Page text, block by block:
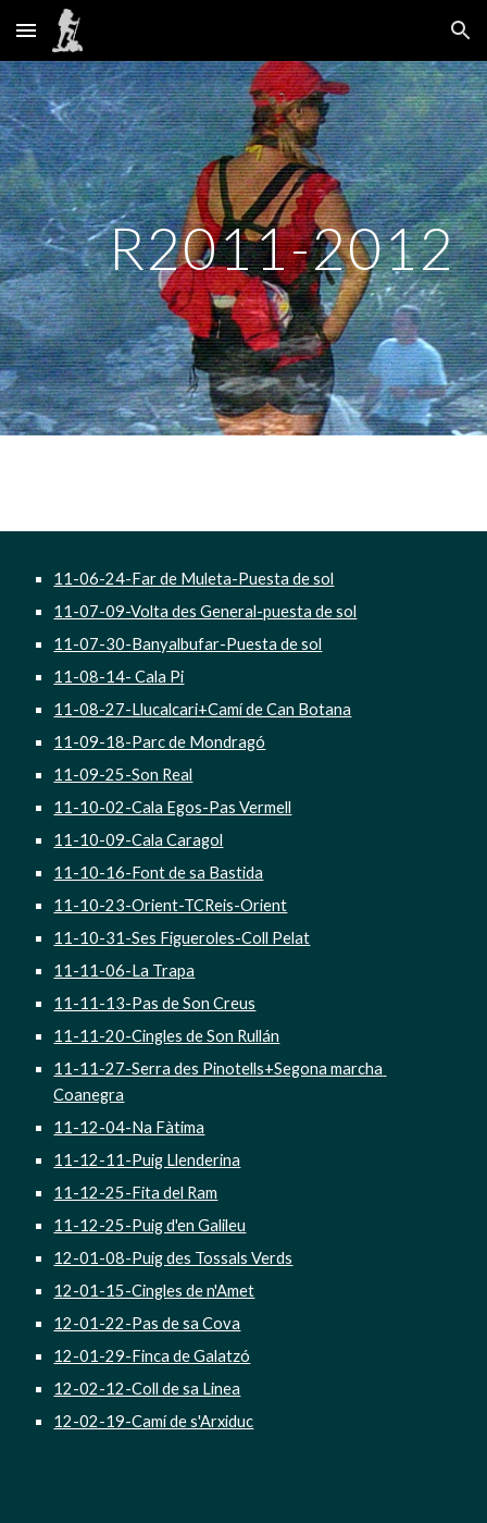
Skip to main content Skip to navigation
R2011-2012
11-06-24-Far de Muleta-Puesta de sol
11-07-09-Volta des General-puesta de sol
11-07-30-Banyalbufar-Puesta de sol
11-08-14- Cala Pi
11-08-27-Llucalcari+Camí de Can Botana
11-09-18-Parc de Mondragó
11-09-25-Son Real
11-10-02-Cala Egos-Pas Vermell
11-10-09-Cala Caragol
11-10-16-Font de sa Bastida
11-10-23-Orient-TCReis-Orient
11-10-31-Ses Figueroles-Coll Pelat
11-11-06-La Trapa
11-11-13-Pas de Son Creus
11-11-20-Cingles de Son Rullán
11-11-27-Serra des Pinotells+Segona marcha
Coanegra
11-12-04-Na Fàtima
11-12-11-Puig Llenderina
11-12-25-Fita del Ram
11-12-25-Puig d'en Galileu
12-01-08-Puig des Tossals Verds
12-01-15-Cingles de n'Amet
12-01-22-Pas de sa Cova
12-01-29-Finca de Galatzó
12-02-12-Coll de sa Linea
12-02-19-Camí de s'Arxiduc